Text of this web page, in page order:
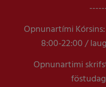
Opnunartími
8:00-22:00 /
Opnunartimi